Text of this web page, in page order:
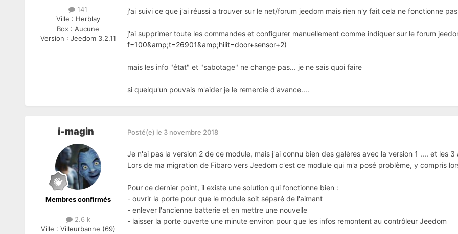
141
Ville : Herblay
Box :Aucune
Version : Jeedom 3.2.11
j'ai suivi ce que j'ai réussi a trouver sur le net/forum jeedom mais rien n'y fait cela ne fonctionne
j'ai supprimer toute les commandes et configurer manuellement comme indiquer sur le forum
f=100&amp;t=26901&amp;hilit=door+sensor+2)
mais les info "état" et "sabotage" ne change pas... je ne sais quoi faire
si quelqu'un pouvais m'aider je le remercie d'avance....
i-magin
Membres confirmés
2.6 k
Ville : Villeurbanne (69)
Posté(e) le 3 novembre 2018
Je n'ai pas la version 2 de ce module, mais j'ai connu bien des galères avec la version 1 .... et les
Lors de ma migration de Fibaro vers Jeedom c'est ce module qui m'a posé problème, y compris
Pour ce dernier point, il existe une solution qui fonctionne bien :
- ouvrir la porte pour que le module soit séparé de l'aimant
- enlever l'ancienne batterie et en mettre une nouvelle
- laisser la porte ouverte une minute environ pour que les infos remontent au contrôleur Jeedom